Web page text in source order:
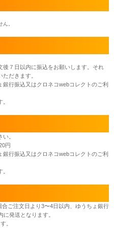
。
７日以内に振込をお願いします。それ
だきます。
行振込又はクロネコwebコレクトのご利
。
円
行振込又はクロネコwebコレクトのご利
ご注文日より3〜4日以内、ゆうちょ銀行
発送となります。
。